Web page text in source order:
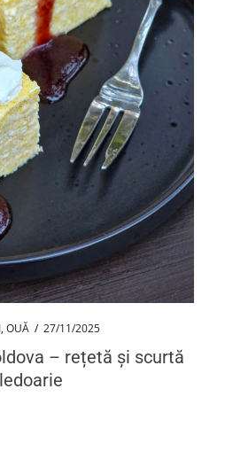
, OUĂ / 27/11/2025
– rețetă și scurtă